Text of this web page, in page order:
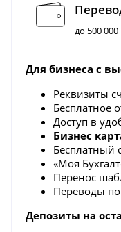
до 500
Для бизнеса с
Реквизиты
Бесплатное
Доступ в
Бизнес
Бесплатный
«Моя
Перенос
Переводы
Депозиты на